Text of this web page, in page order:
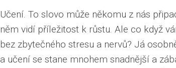
Učení. To slovo může někomu z nás
něm vidí příležitost k růstu. Ale co když
bez zbytečného stresu a nervů? Já
a učení se stane mnohem snadnější a